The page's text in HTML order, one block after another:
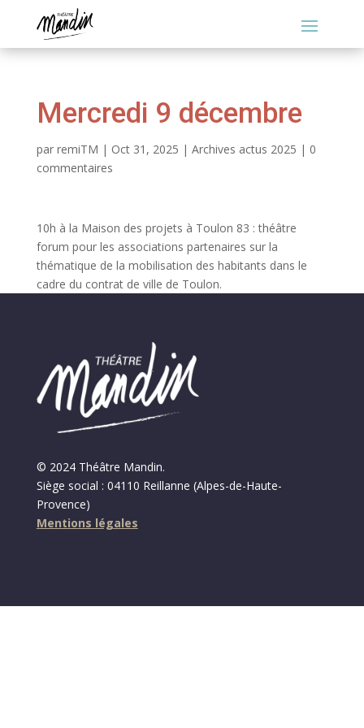
Mercredi 9 décembre
par remiTM | Oct 31, 2025 | Archives actus 2025 | 0
commentaires
10h à la Maison des projets à Toulon 83 : théâtre
forum pour les associations partenaires sur la
thématique de la mobilisation des habitants dans le
cadre du contrat de ville de Toulon.
© 2024 Théâtre Mandin.
Siège social : 04110 Reillanne (Alpes-de-Haute-
Provence)
Mentions légales